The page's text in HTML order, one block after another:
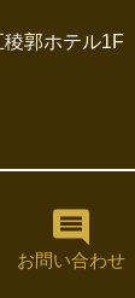
郭ホテル1F
お問い合わせ